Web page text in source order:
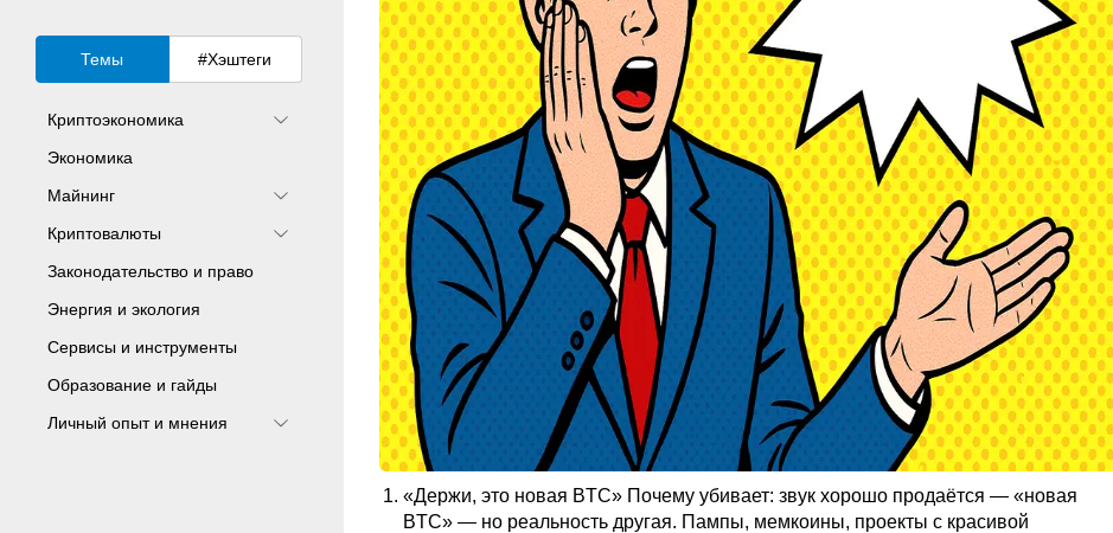
Темы #Хэштеги
Криптоэкономика
Экономика
Майнинг
Криптовалюты
Законодательство и право
Энергия и экология
Сервисы и инструменты
Образование и гайды
Личный опыт и мнения
«Держи, это новая BTC» Почему убивает: звук хорошо продаётся — «новая
BTC» — но реальность другая. Пампы, мемкоины, проекты с красивой